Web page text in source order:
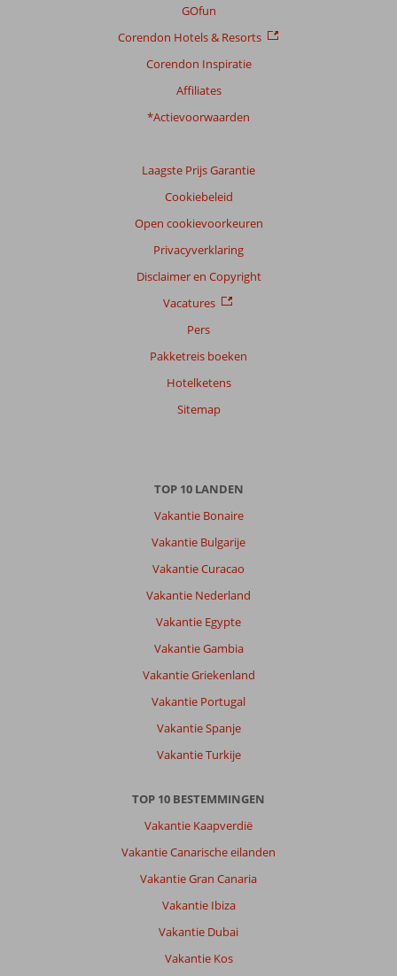
GOfun
Corendon Hotels & Resorts
Corendon Inspiratie
Affiliates
*Actievoorwaarden
Laagste Prijs Garantie
Cookiebeleid
Open cookievoorkeuren
Privacyverklaring
Disclaimer en Copyright
Vacatures
Pers
Pakketreis boeken
Hotelketens
Sitemap
TOP 10 LANDEN
Vakantie Bonaire
Vakantie Bulgarije
Vakantie Curacao
Vakantie Nederland
Vakantie Egypte
Vakantie Gambia
Vakantie Griekenland
Vakantie Portugal
Vakantie Spanje
Vakantie Turkije
TOP 10 BESTEMMINGEN
Vakantie Kaapverdië
Vakantie Canarische eilanden
Vakantie Gran Canaria
Vakantie Ibiza
Vakantie Dubai
Vakantie Kos